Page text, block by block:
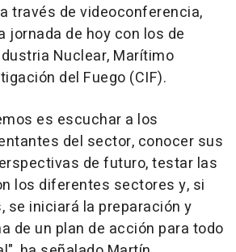
través de videoconferencia,
jornada de hoy con los de
Nuclear, Marítimo
del Fuego (CIF).
es escuchar a los
del sector, conocer sus
de futuro, testar las
los diferentes sectores y, si
se iniciará la preparación y
de un plan de acción para todo